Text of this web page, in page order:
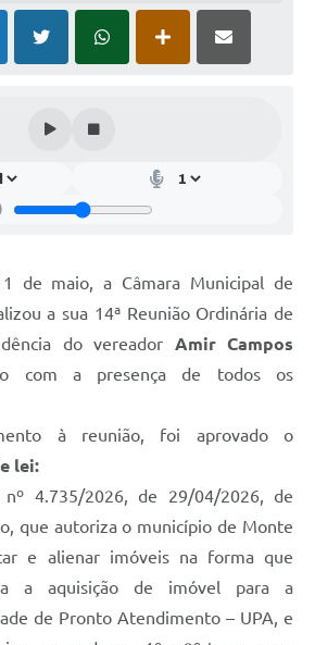
de maio, a Câmara Municipal de
a sua 14ª Reunião Ordinária de
do vereador Amir Campos
com a presença de todos os
à reunião, foi aprovado o
lei:
4.735/2026, de 29/04/2026, de
que autoriza o município de Monte
e alienar imóveis na forma que
a aquisição de imóvel para a
de Pronto Atendimento – UPA, e